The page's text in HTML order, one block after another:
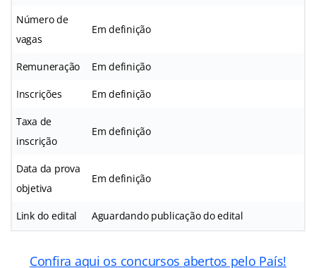
Número de
vagas
Em definição
Remuneração Em definição
Inscrições Em definição
Taxa de
inscrição
Em definição
Data da prova
objetiva
Em definição
Link do edital Aguardando publicação do edital
Confira aqui os concursos abertos pelo País!